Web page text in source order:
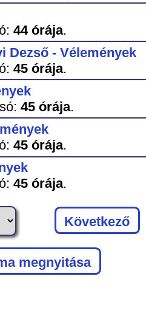
44 órája.
Dezső - Vélemények
45 órája.
45 órája.
45 órája.
45 órája.
Következő
megnyitása